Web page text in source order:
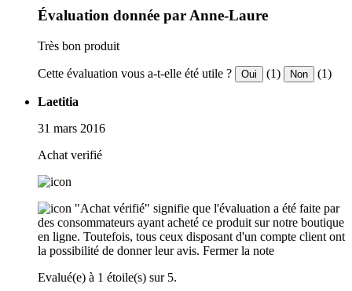
Évaluation donnée par Anne-Laure
Très bon produit
Cette évaluation vous a-t-elle été utile ? Oui (1) Non (1)
Laetitia
31 mars 2016
Achat verifié
"Achat vérifié" signifie que l'évaluation a été faite par
des consommateurs ayant acheté ce produit sur notre boutique
en ligne. Toutefois, tous ceux disposant d'un compte client ont
la possibilité de donner leur avis. Fermer la note
Evalué(e) à 1 étoile(s) sur 5.